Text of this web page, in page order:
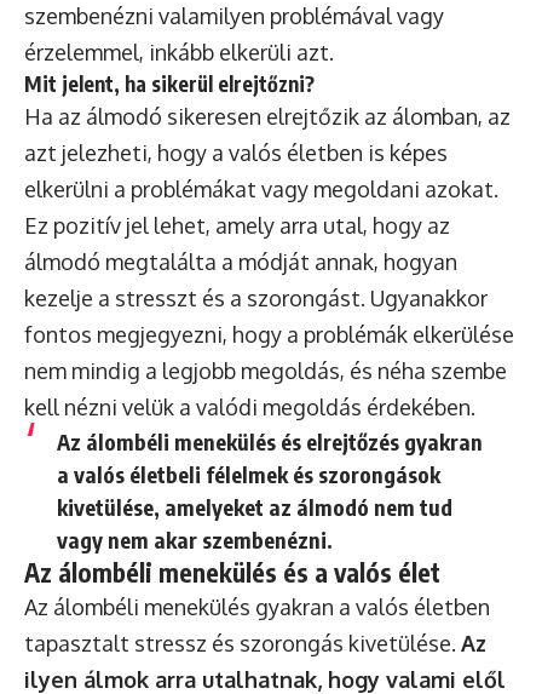
szembenézni valamilyen problémával vagy
érzelemmel, inkább elkerüli azt.
Mit jelent, ha sikerül elrejtőzni?
Ha az álmodó sikeresen elrejtőzik az álomban, az
azt jelezheti, hogy a valós életben is képes
elkerülni a problémákat vagy megoldani azokat.
Ez pozitív jel lehet, amely arra utal, hogy az
álmodó megtalálta a módját annak, hogyan
kezelje a stresszt és a szorongást. Ugyanakkor
fontos megjegyezni, hogy a problémák elkerülése
nem mindig a legjobb megoldás, és néha szembe
kell nézni velük a valódi megoldás érdekében.
Az álombéli menekülés és elrejtőzés gyakran
a valós életbeli félelmek és szorongások
kivetülése, amelyeket az álmodó nem tud
vagy nem akar szembenézni.
Az álombéli menekülés és a valós élet
Az álombéli menekülés gyakran a valós életben
tapasztalt stressz és szorongás kivetülése. Az
ilyen álmok arra utalhatnak, hogy valami elől